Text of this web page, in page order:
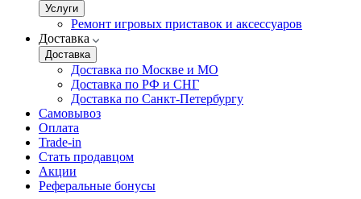
Услуги
Ремонт игровых приставок и аксессуаров
Доставка
Доставка
Доставка по Москве и МО
Доставка по РФ и СНГ
Доставка по Санкт-Петербургу
Самовывоз
Оплата
Trade-in
Стать продавцом
Акции
Реферальные бонусы